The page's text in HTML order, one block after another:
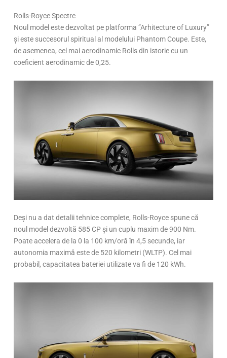
Rolls-Royce Spectre
Noul model este dezvoltat pe platforma ”Arhitecture of Luxury”
și este succesorul spiritual al modelului Phantom Coupe. Este,
de asemenea, cel mai aerodinamic Rolls din istorie cu un
coeficient aerodinamic de 0,25.
Deși nu a dat detalii tehnice complete, Rolls-Royce spune că
noul model dezvoltă 585 CP și un cuplu maxim de 900 Nm.
Poate accelera de la 0 la 100 km/oră în 4,5 secunde, iar
autonomia maximă este de 520 kilometri (WLTP). Cel mai
probabil, capacitatea bateriei utilizate va fi de 120 kWh.